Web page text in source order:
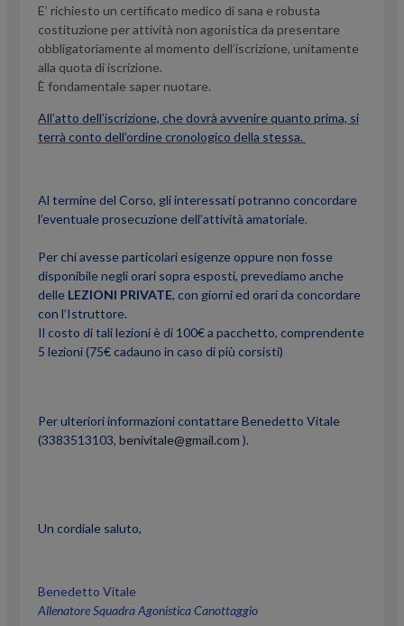
E’ richiesto un certificato medico di sana e robusta
costituzione per attività non agonistica da presentare
obbligatoriamente al momento dell’iscrizione, unitamente
alla quota di iscrizione.
È fondamentale saper nuotare.
All’atto dell’iscrizione, che dovrà avvenire quanto prima, si
terrà conto dell’ordine cronologico della stessa.
Al termine del Corso, gli interessati potranno concordare
l’eventuale prosecuzione dell’attività amatoriale.
Per chi avesse particolari esigenze oppure non fosse
disponibile negli orari sopra esposti, prevediamo anche
delle LEZIONI PRIVATE, con giorni ed orari da concordare
con l’Istruttore.
Il costo di tali lezioni è di 100€ a pacchetto, comprendente
5 lezioni (75€ cadauno in caso di più corsisti)
Per ulteriori informazioni contattare Benedetto Vitale
(3383513103, benivitale@gmail.com ).
Un cordiale saluto,
Benedetto Vitale
Allenatore Squadra Agonistica Canottaggio